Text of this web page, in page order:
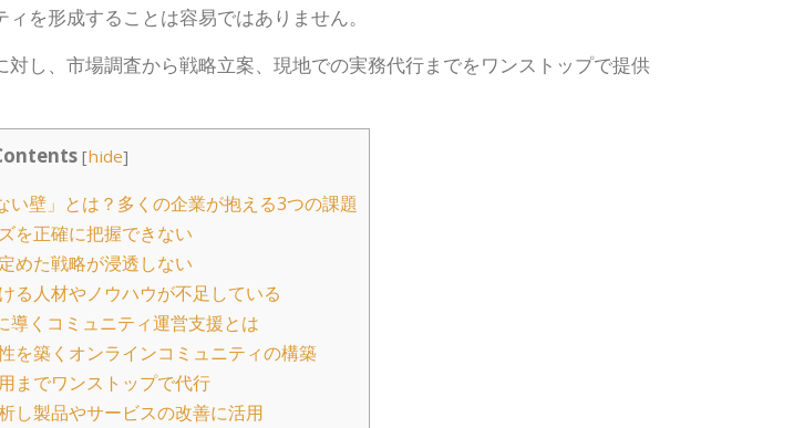
を形成することは容易ではありません。
し、市場調査から戦略立案、現地での実務代行までをワンストップで提供
[hide]
い壁」とは？多くの企業が抱える3つの課題
を正確に把握できない
めた戦略が浸透しない
る人材やノウハウが不足している
導くコミュニティ運営支援とは
を築くオンラインコミュニティの構築
までワンストップで代行
し製品やサービスの改善に活用